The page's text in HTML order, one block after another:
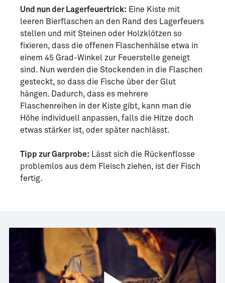
Und nun der Lagerfeuertrick: Eine Kiste mit
leeren Bierflaschen an den Rand des Lagerfeuers
stellen und mit Steinen oder Holzklötzen so
fixieren, dass die offenen Flaschenhälse etwa in
einem 45 Grad-Winkel zur Feuerstelle geneigt
sind. Nun werden die Stockenden in die Flaschen
gesteckt, so dass die Fische über der Glut
hängen. Dadurch, dass es mehrere
Flaschenreihen in der Kiste gibt, kann man die
Höhe individuell anpassen, falls die Hitze doch
etwas stärker ist, oder später nachlässt.
Tipp zur Garprobe: Lässt sich die Rückenflosse
problemlos aus dem Fleisch ziehen, ist der Fisch
fertig.
Enter